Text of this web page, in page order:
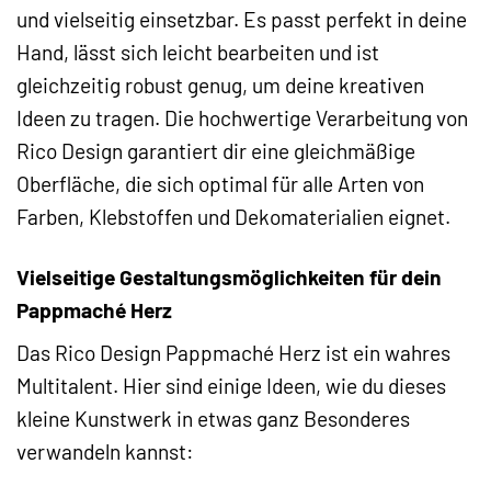
und vielseitig einsetzbar. Es passt perfekt in deine
Hand, lässt sich leicht bearbeiten und ist
gleichzeitig robust genug, um deine kreativen
Ideen zu tragen. Die hochwertige Verarbeitung von
Rico Design garantiert dir eine gleichmäßige
Oberfläche, die sich optimal für alle Arten von
Farben, Klebstoffen und Dekomaterialien eignet.
Vielseitige Gestaltungsmöglichkeiten für dein
Pappmaché Herz
Das Rico Design Pappmaché Herz ist ein wahres
Multitalent. Hier sind einige Ideen, wie du dieses
kleine Kunstwerk in etwas ganz Besonderes
verwandeln kannst: